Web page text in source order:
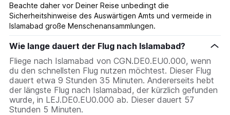
Beachte daher vor Deiner Reise unbedingt die
Sicherheitshinweise des Auswärtigen Amts und vermeide in
Islamabad große Menschenansammlungen.
Wie lange dauert der Flug nach Islamabad?
Fliege nach Islamabad von CGN.DE0.EU0.000, wenn
du den schnellsten Flug nutzen möchtest. Dieser Flug
dauert etwa 9 Stunden 35 Minuten. Andererseits hebt
der längste Flug nach Islamabad, der kürzlich gefunden
wurde, in LEJ.DE0.EU0.000 ab. Dieser dauert 57
Stunden 5 Minuten.